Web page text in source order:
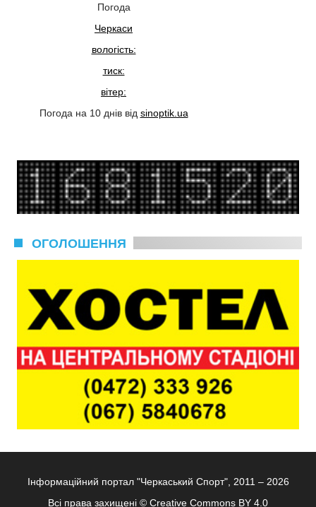
Погода
Черкаси
вологість:
тиск:
вітер:
Погода на 10 днів від sinoptik.ua
ОГОЛОШЕННЯ
Інформаційний портал "Черкаський Спорт", 2011 – 2026
Всі права захищені © Creative Commons BY 4.0